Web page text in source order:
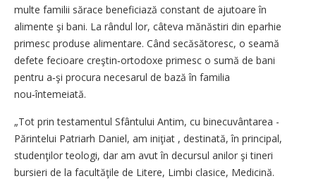
multe familii sărace beneficiază constant de ajutoare în
alimente şi bani. La rândul lor, câteva mănăstiri din eparhie
primesc produse alimentare. Când secăsătoresc, o seamă
defete fecioare creştin‑ortodoxe primesc o sumă de bani
pentru a‑şi procura necesarul de bază în familia
nou‑întemeiată.
„Tot prin testamentul Sfântului Antim, cu binecuvântarea ­
Părintelui Patriarh Daniel, am iniţiat , destinată, în principal,
studenţilor teologi, dar am avut în decursul anilor şi tineri
bursieri de la facultăţile de Litere, Limbi clasice, Medicină.